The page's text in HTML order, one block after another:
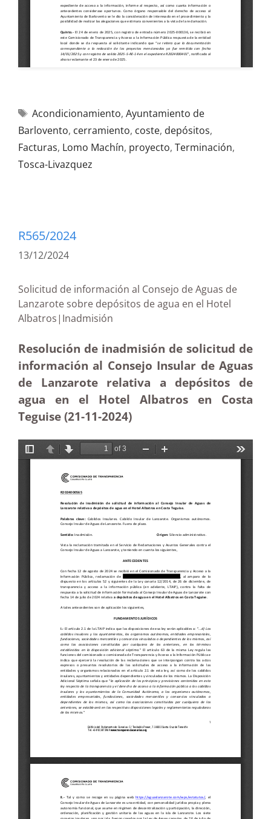
Acondicionamiento, Ayuntamiento de
Barlovento, cerramiento, coste, depósitos,
Facturas, Lomo Machín, proyecto, Terminación,
Tosca-Livazquez
R565/2024
13/12/2024
Solicitud de información al Consejo de Aguas de
Lanzarote sobre depósitos de agua en el Hotel
Albatros|Inadmisión
Resolución de inadmisión de solicitud de
información al Consejo Insular de Aguas
de Lanzarote relativa a depósitos de
agua en el Hotel Albatros en Costa
Teguise (21-11-2024)